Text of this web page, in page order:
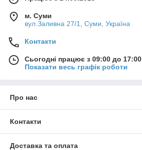
м. Суми
вул.Заливна 27/1, Суми, Україна
Контакти
Сьогодні працює з 09:00 до 17:00
Показати весь графік роботи
Про нас
Контакти
Доставка та оплата